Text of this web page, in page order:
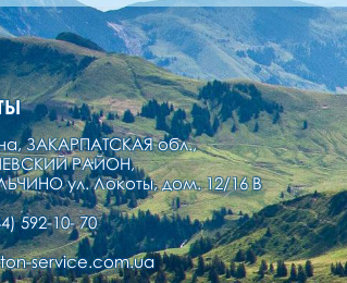
ЗАКАРПАТСКАЯ обл.,
РАЙОН,
ул. Локоты, дом. 12/16 В
592-10- 70
service.com.ua